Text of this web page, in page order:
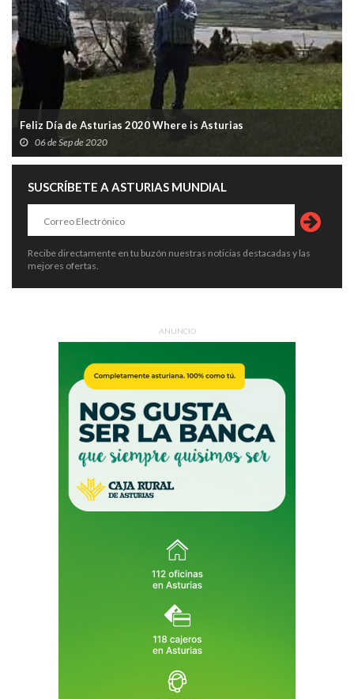
Feliz Día de Asturias 2020 Where is Asturias
06 de Sep de 2020
SUSCRÍBETE A ASTURIAS MUNDIAL
Recibe directamente en tu buzón nuestras noticias destacadas y las
mejores ofertas.
ANUNCIO